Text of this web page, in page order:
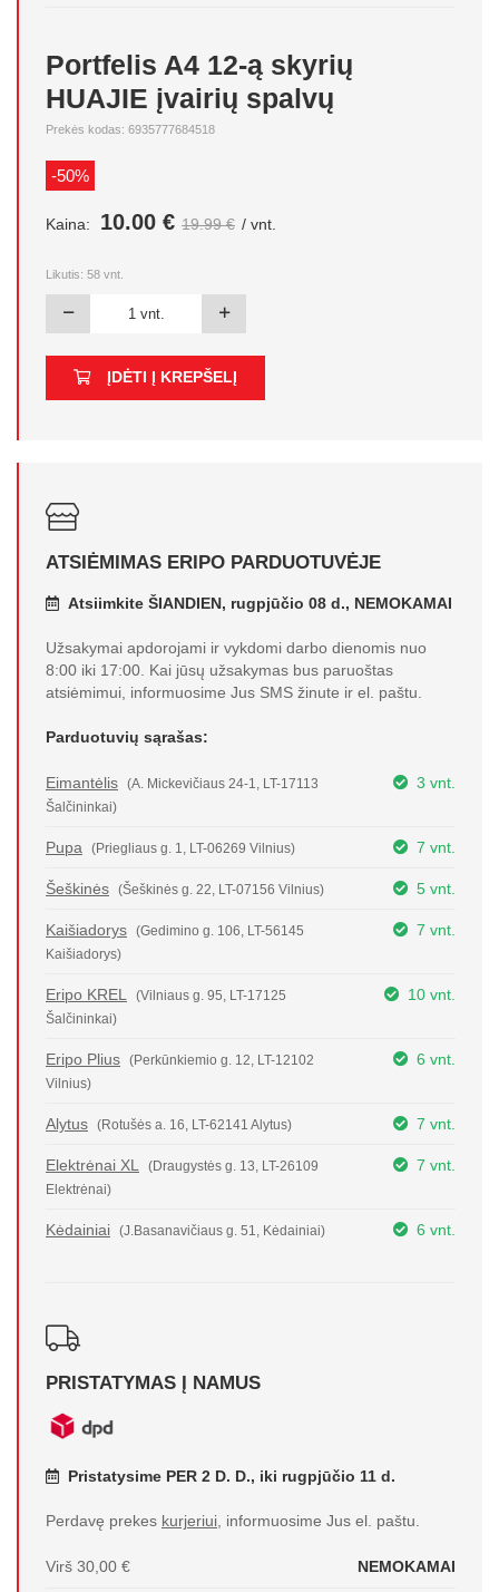
Portfelis A4 12-ą skyrių
HUAJIE įvairių spalvų
Prekės kodas: 6935777684518
-50%
Kaina: 10.00 € 19.99 € / vnt.
Likutis: 58 vnt.
ĮDĖTI Į KREPŠELĮ
ATSIĖMIMAS ERIPO PARDUOTUVĖJE
Atsiimkite ŠIANDIEN, rugpjūčio 08 d., NEMOKAMAI
Užsakymai apdorojami ir vykdomi darbo dienomis nuo
8:00 iki 17:00. Kai jūsų užsakymas bus paruoštas
atsiėmimui, informuosime Jus SMS žinute ir el. paštu.
Parduotuvių sąrašas:
Eimantėlis
(A. Mickevičiaus 24-1, LT-17113
Šalčininkai)
3 vnt.
Pupa (Priegliaus g. 1, LT-06269 Vilnius) 7 vnt.
Šeškinės (Šeškinės g. 22, LT-07156 Vilnius) 5 vnt.
Kaišiadorys
(Gedimino g. 106, LT-56145
Kaišiadorys)
7 vnt.
Eripo KREL
(Vilniaus g. 95, LT-17125
Šalčininkai)
10 vnt.
Eripo Plius
(Perkūnkiemio g. 12, LT-12102
Vilnius)
6 vnt.
Alytus (Rotušės a. 16, LT-62141 Alytus) 7 vnt.
Elektrėnai XL
(Draugystės g. 13, LT-26109
Elektrėnai)
7 vnt.
Kėdainiai (J.Basanavičiaus g. 51, Kėdainiai) 6 vnt.
PRISTATYMAS Į NAMUS
Pristatysime PER 2 D. D., iki rugpjūčio 11 d.
Perdavę prekes kurjeriui, informuosime Jus el. paštu.
Virš 30,00 € NEMOKAMAI